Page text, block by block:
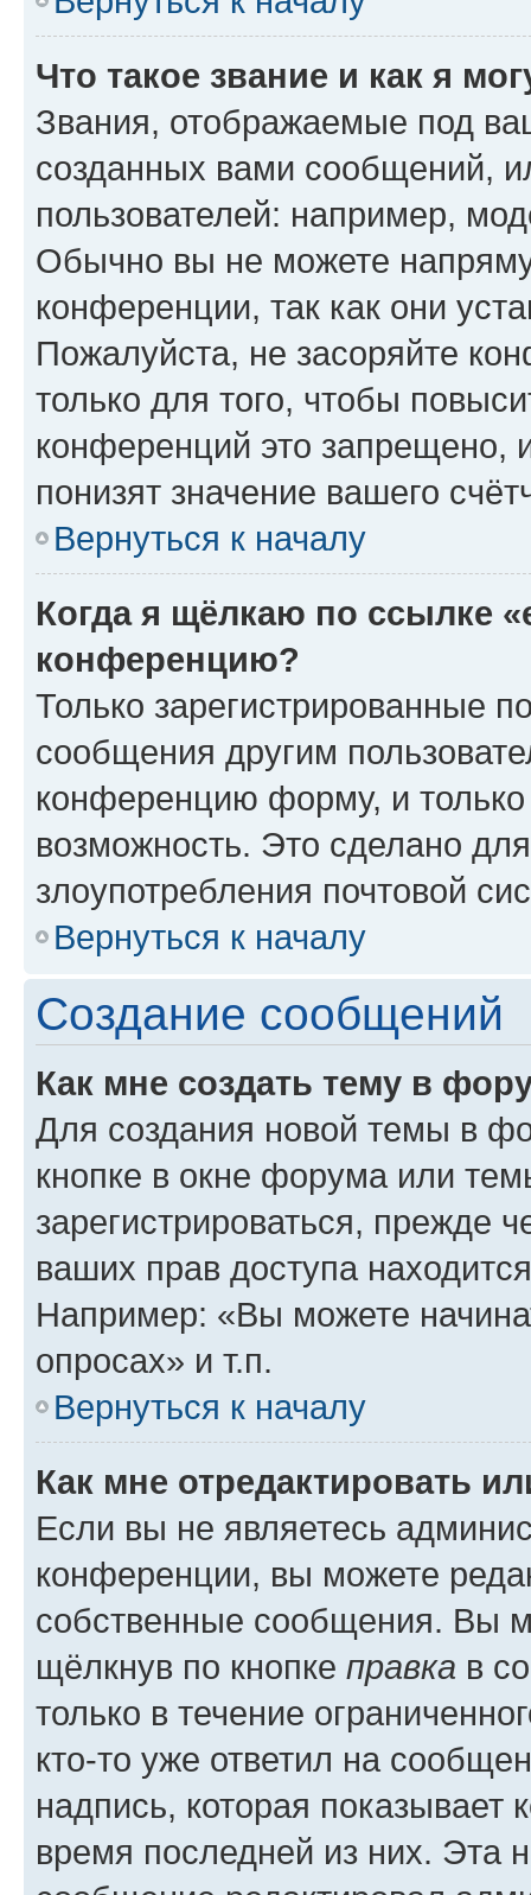
Что такое звание и как я
Звания, отображаемые под
созданных вами сообщений,
пользователей: например,
Обычно вы не можете
конференции, так как они
Пожалуйста, не засоряйте
только для того, чтобы
конференций это запрещено,
понизят значение вашего
Вернуться к началу
Когда я щёлкаю по ссылке
конференцию?
Только зарегистрированные
сообщения другим
конференцию форму, и
возможность. Это сделано
злоупотребления почтовой
Вернуться к началу
Создание сообщений
Как мне создать тему в
Для создания новой темы в
кнопке в окне форума или
зарегистрироваться, прежде
ваших прав доступа
Например: «Вы можете
опросах» и т.п.
Вернуться к началу
Как мне отредактировать
Если вы не являетесь
конференции, вы можете
собственные сообщения. Вы
щёлкнув по кнопке правка в
только в течение
кто-то уже ответил на
надпись, которая показывает
время последней из них. Эта